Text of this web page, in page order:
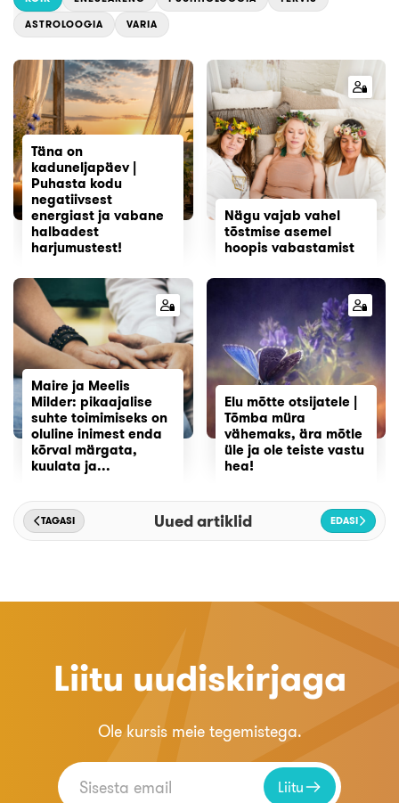
ASTROLOOGIA VARIA
Täna on
kaduneljapäev |
Puhasta kodu
negatiivsest
energiast ja vabane
halbadest
harjumustest!
Nägu vajab vahel
tõstmise asemel
hoopis vabastamist
Maire ja Meelis
Milder: pikaajalise
suhte toimimiseks on
oluline inimest enda
kõrval märgata,
kuulata ja...
Elu mõtte otsijatele |
Tõmba müra
vähemaks, ära mõtle
üle ja ole teiste vastu
hea!
TAGASI Uued artiklid EDASI
Liitu uudiskirjaga
Ole kursis meie tegemistega.
Liitu